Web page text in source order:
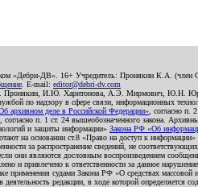
«Дебри-ДВ». 16+ Учредитель: Пронякин К.А.
. E-mail: editor@debri-dv.com
К.А. Пронякин, И.Ю. Харитонова, А.Э.
по надзору в сфере связи, информационных
архивном деле в Российской Федерации» , согласно
п. 1 ст. 24 вышеобозначенного закона.
и защиты информации» Закона РФ «Об
на основании ст.8 «Право на доступ к
за распространение сведений, не
они являются дословным воспроизведением
и привлечено к ответственности за данное
судами Закона РФ «О средствах
редакции, в ходе которой определяется